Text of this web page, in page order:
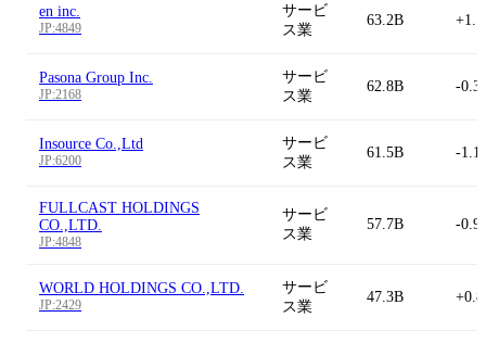
en inc.
JP:4849
サービ
ス業
63.2B
Pasona Group Inc.
JP:2168
サービ
ス業
62.8B -
Insource Co.,Ltd
JP:6200
サービ
ス業
61.5B -
FULLCAST HOLDINGS
CO.,LTD.
JP:4848
サービ
ス業
57.7B -
WORLD HOLDINGS CO.,LTD.
JP:2429
サービ
ス業
47.3B